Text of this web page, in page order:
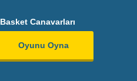
Basket Canavarları
Oyunu Oyna